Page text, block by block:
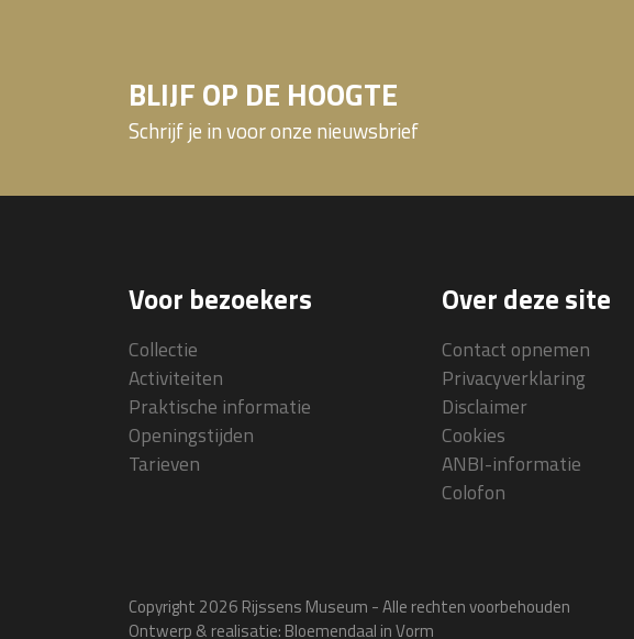
BLIJF OP DE HOOGTE
Schrijf je in voor onze nieuwsbrief
Voor bezoekers
Collectie
Activiteiten
Praktische informatie
Openingstijden
Tarieven
Over deze site
Contact opnemen
Privacyverklaring
Disclaimer
Cookies
ANBI-informatie
Colofon
Copyright 2026 Rijssens Museum - Alle rechten voorbehouden
Ontwerp & realisatie: Bloemendaal in Vorm